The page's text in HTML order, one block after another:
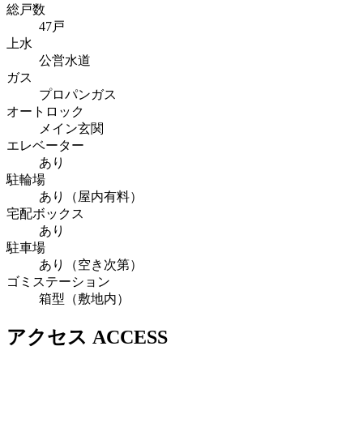
総戸数
47戸
上水
公営水道
ガス
プロパンガス
オートロック
メイン玄関
エレベーター
あり
駐輪場
あり（屋内有料）
宅配ボックス
あり
駐車場
あり（空き次第）
ゴミステーション
箱型（敷地内）
アクセス ACCESS